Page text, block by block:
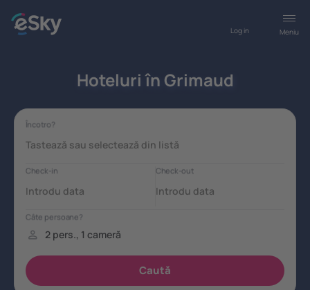
Meniu
Log in
Hoteluri în Grimaud